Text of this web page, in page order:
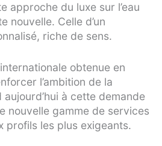
approche du luxe sur l’eau
nouvelle. Celle d’un
riche de sens.
obtenue en
l’ambition de la
à cette demande
nouvelle gamme de services
profils les plus exigeants.